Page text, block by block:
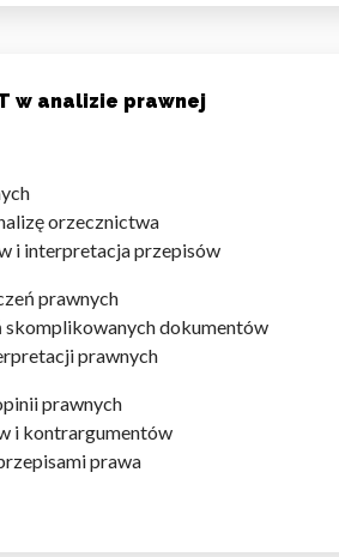
w analizie prawnej
orzecznictwa
i interpretacja przepisów
prawnych
skomplikowanych dokumentów
prawnych
prawnych
i kontrargumentów
prawa